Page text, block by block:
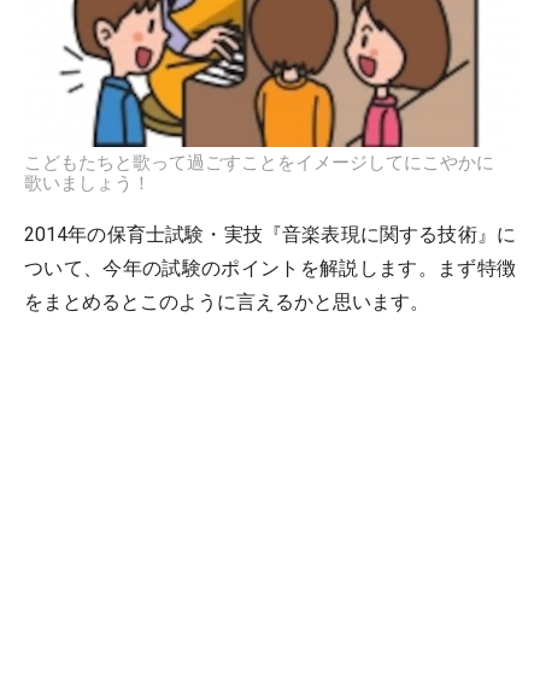
こどもたちと歌って過ごすことをイメージしてにこやかに
歌いましょう！
2014年の保育士試験・実技『音楽表現に関する技術』に
ついて、今年の試験のポイントを解説します。まず特徴
をまとめるとこのように言えるかと思います。